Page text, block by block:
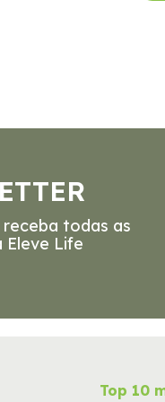
todas as
Eleve Life
Top 10